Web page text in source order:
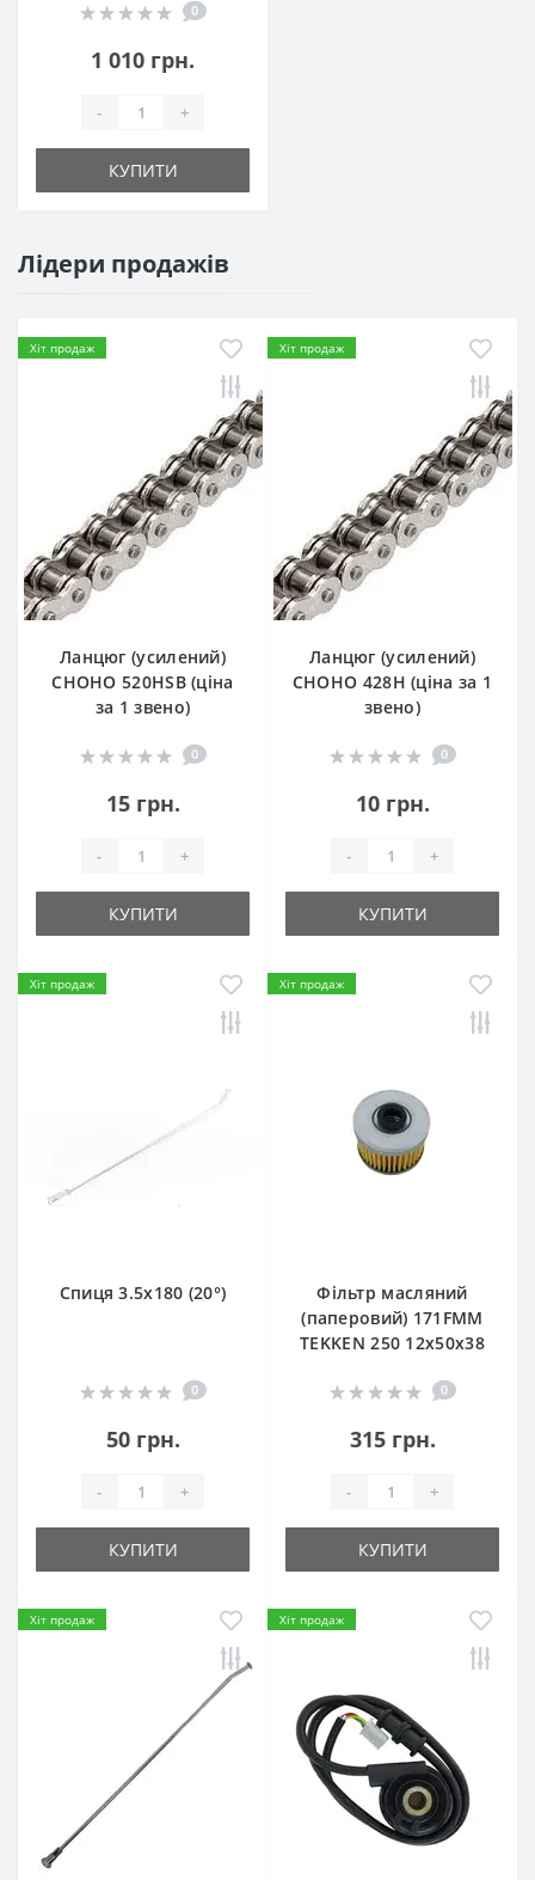
0
1 010 грн.
- +
КУПИТИ
Лідери продажів
Хіт продаж
Ланцюг (усилений)
СHOHO 520HSB (ціна
за 1 звено)
0
15 грн.
- +
КУПИТИ
Хіт продаж
Ланцюг (усилений)
СHOHO 428H (ціна за 1
звено)
0
10 грн.
- +
КУПИТИ
Хіт продаж
Спиця 3.5х180 (20°)
0
50 грн.
- +
КУПИТИ
Хіт продаж
Фільтр масляний
(паперовий) 171FMM
TEKKEN 250 12х50х38
0
315 грн.
- +
КУПИТИ
Хіт продаж Хіт продаж